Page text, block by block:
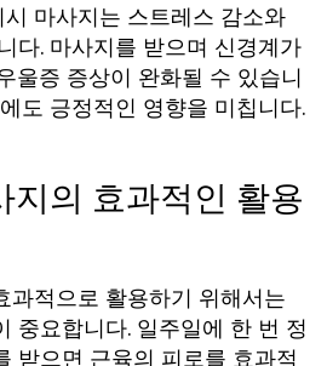
마사지는 스트레스 감소와
다. 마사지를 받으며 신경계가
울증 증상이 완화될 수 있습니
도 긍정적인 영향을 미칩니다.
지의 효과적인 활용
과적으로 활용하기 위해서는
중요합니다. 일주일에 한 번 정
받으면 근육의 피로를 효과적